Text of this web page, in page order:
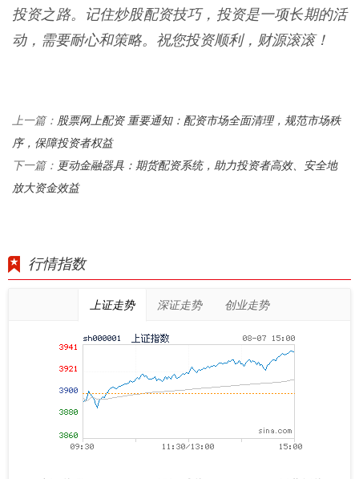
投资之路。记住炒股配资技巧，投资是一项长期的活
动，需要耐心和策略。祝您投资顺利，财源滚滚！
上一篇： 股票网上配资 重要通知：配资市场全面清理，规范市场秩
序，保障投资者权益
下一篇： 更动金融器具：期货配资系统，助力投资者高效、安全地
放大资金效益
行情指数
上证走势 深证走势 创业走势